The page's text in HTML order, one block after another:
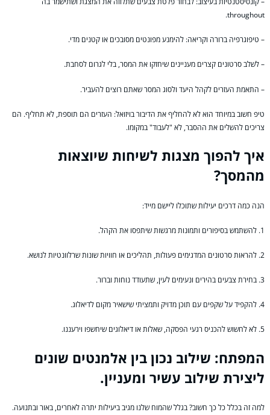
throughout.
– טיפוגרפיה ברורה וקריאה: להימנע מפונטים מסובכים או קטנים מדי.
– לשלב סרטונים קצרים מעניינים שיחזקו את המסר, בלי לגרום לסחבת.
– התאמת העזרים לקהל היעד ולסוג המסר שאתם רוצים להעביר.
טיפ חשוב במיוחד הוא לא להחליף את הדיבור בויזואל: העזרים הם תוספת, לא תחליף. הם
צריכים להשלים את ההסבר, לא "לעבוד" במקומו.
איך להפוך מצגות לשיחות שיוצאות
מהמסך?
הנה כמה דרכים יעילות שתוכלו ליישם מייד:
1. להשתמש בסיפורים ותמונות מרגשות שיתפסו את הקהל.
2. להראות סרטונים המדגימים פעולות, תהליכים או חוויות שונות שרלוונטיות לנושא.
3. בחירת צבעים בהירים ונעימים לעין, שתעודד נוחות וברור.
4. להקפיד על שקפים עם תוכן מדויק ותמציתי שישאיר מקום לדיאלוג.
5. לא לחשוש להכניס רגעי הפסקה, שאלות או דיאלוגים שיחשפו וירעננו.
המפתח: שילוב נכון בין אלמנטים שונים
ליצירת שילוב עשיר ומעניין.
למה זה בכלל כל כך חשוב? בגלל שהמוח שלנו מגיב ביעילות יתרה לאחרים, באור ובתנועה.